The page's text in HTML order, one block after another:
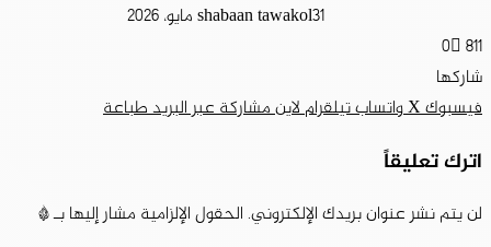
shabaan tawakol31 مايو، 2026
0 811
شاركها
فيسبوك‫Xواتسابتيلقراملاينمشاركة عبر البريدطباعة
اترك تعليقاً
لن يتم نشر عنوان بريدك الإلكتروني. الحقول الإلزامية مشار إليها بـ*